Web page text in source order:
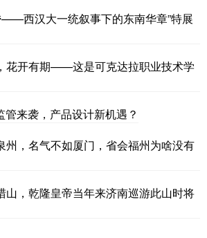
——西汉大一统叙事下的东南华章”特展
花开有期——这是可克达拉职业技术学
来袭，产品设计新机遇？
州，名气不如厦门，省会福州为啥没有
山，乾隆皇帝当年来济南巡游此山时将